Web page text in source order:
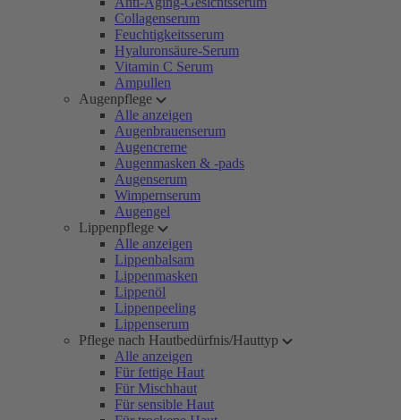
Collagenserum
Feuchtigkeitsserum
Hyaluronsäure-Serum
Vitamin C Serum
Ampullen
Augenpflege
Alle anzeigen
Augenbrauenserum
Augencreme
Augenmasken & -pads
Augenserum
Wimpernserum
Augengel
Lippenpflege
Alle anzeigen
Lippenbalsam
Lippenmasken
Lippenöl
Lippenpeeling
Lippenserum
Pflege nach Hautbedürfnis/Hauttyp
Alle anzeigen
Für fettige Haut
Für Mischhaut
Für sensible Haut